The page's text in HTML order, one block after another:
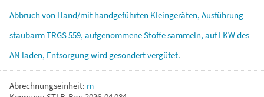
Abbruch von Hand/mit handgeführten Kleingeräten, Ausführung
staubarmTRGS559, aufgenommeneStoffesammeln, aufLKWdes
AN laden, Entsorgungwird gesondertvergütet.
Abrechnungseinheit: m